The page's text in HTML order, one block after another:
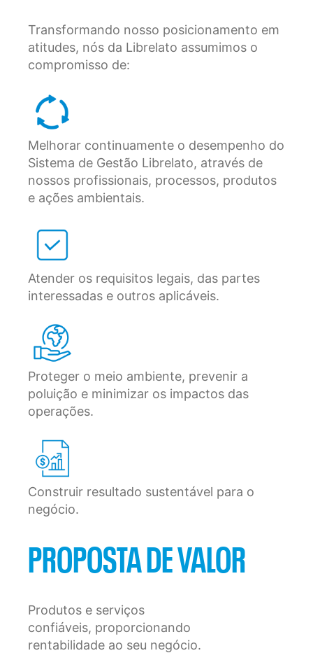
Transformando nosso posicionamento em
atitudes, nós da Librelato assumimos o
compromisso de:
Melhorar continuamente o desempenho do
Sistema de Gestão Librelato, através de
nossos profissionais, processos, produtos
e ações ambientais.
Atender os requisitos legais, das partes
interessadas e outros aplicáveis.
Proteger o meio ambiente, prevenir a
poluição e minimizar os impactos das
operações.
Construir resultado sustentável para o
negócio.
PROPOSTA DE VALOR
Produtos e serviços
confiáveis, proporcionando
rentabilidade ao seu negócio.